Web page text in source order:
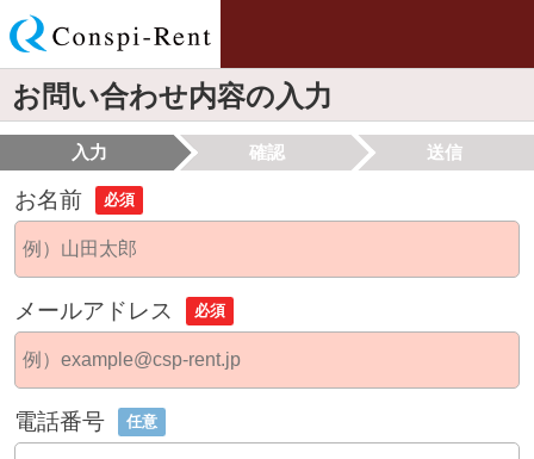
お問い合わせ内容の入力
入力 確認 送信
お名前 必須
メールアドレス 必須
電話番号 任意